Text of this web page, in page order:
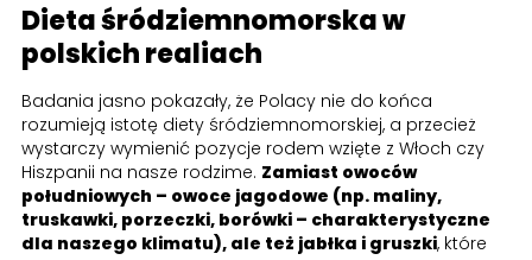
Dieta śródziemnomorska w
polskich realiach
Badania jasno pokazały, że Polacy nie do końca
rozumieją istotę diety śródziemnomorskiej, a przecież
wystarczy wymienić pozycje rodem wzięte z Włoch czy
Hiszpanii na nasze rodzime. Zamiast owoców
południowych – owoce jagodowe (np. maliny,
truskawki, porzeczki, borówki – charakterystyczne
dla naszego klimatu), ale też jabłka i gruszki, które